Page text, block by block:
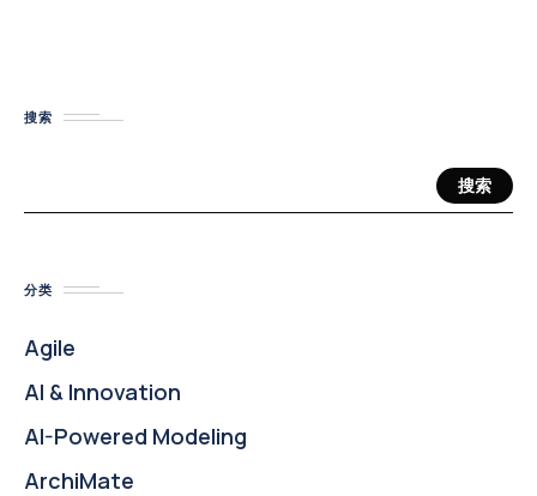
搜索
搜索
分类
Agile
AI & Innovation
AI-Powered Modeling
ArchiMate